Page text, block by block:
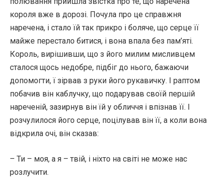
короля вже в дорозі. Почула про це справжня
наречена, і стало їй так прикро і боляче, що серце її
майже перестало битися, і вона впала без пам’яті.
Король, вирішивши, що з його милим мисливцем
сталося щось недобре, підбіг до нього, бажаючи
допомогти, ї зірвав з руки його рукавичку. І раптом
побачив він каблучку, що подарував своїй першій
нареченій, зазирнув він їй у обличчя і впізнав її. І
розчулилося його серце, поцілував він її, а коли вона
відкрила очі, він сказав:
– Ти – моя, а я – твій, і ніхто на світі не може нас
розлучити.